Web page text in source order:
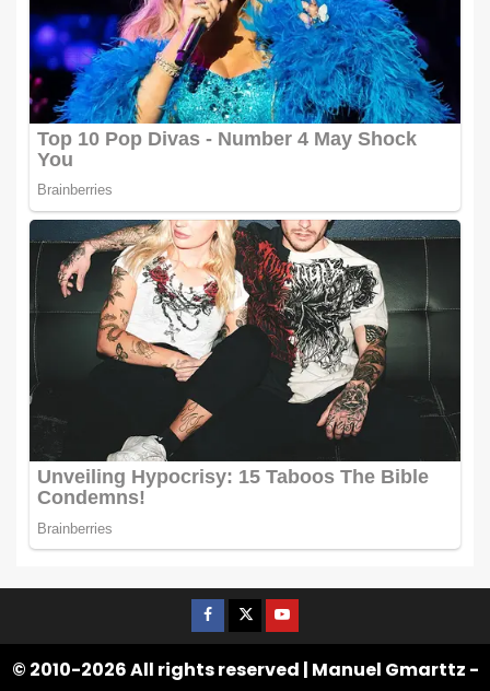
© 2010-2026 All rights reserved | Manuel Gmarttz -